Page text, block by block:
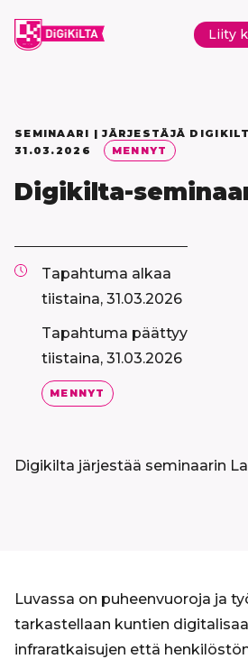
sisältöön
Liity
SEMINAARI | JÄRJESTÄJÄ
31.03.2026
MENNYT
Digikilta-
Digikilta järjestää seminaarin
Tapahtuma alkaa
tiistaina, 31.03.2026
Tapahtuma päättyy
tiistaina, 31.03.2026
MENNYT
Luvassa on puheenvuoroja ja
tarkastellaan kuntien
infraratkaisujen että